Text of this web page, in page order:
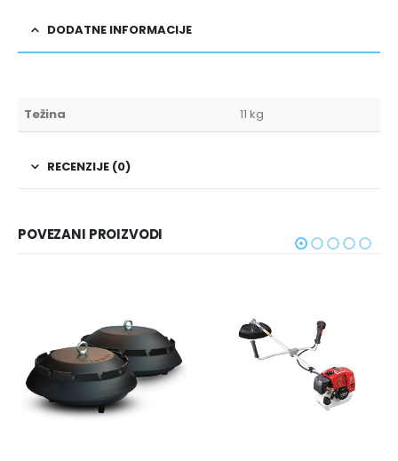
DODATNE INFORMACIJE
Težina 11 kg
RECENZIJE (0)
POVEZANI PROIZVODI